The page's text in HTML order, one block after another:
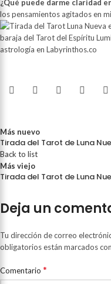
¿Qué puede darme claridad
los pensamientos agitados en
Más nuevo
Tirada del Tarot de Luna
Back to list
Más viejo
Tirada del Tarot de Luna
Deja un
Tu dirección de correo
obligatorios están marcados con
Comentario *